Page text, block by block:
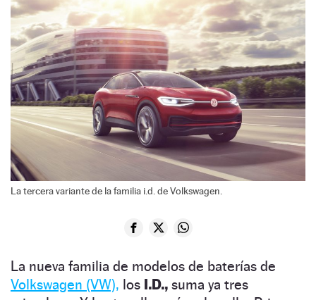
La tercera variante de la familia i.d. de Volkswagen.
La nueva familia de modelos de baterías de
Volkswagen (VW), los I.D., suma ya tres